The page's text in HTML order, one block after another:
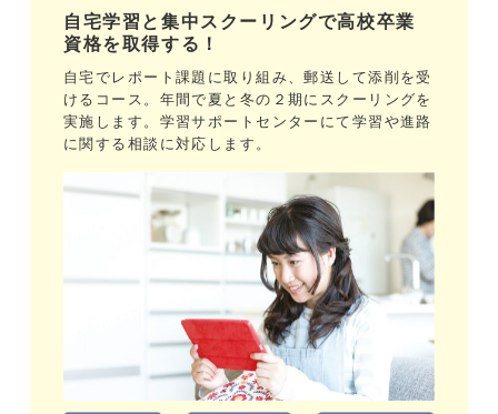
自宅学習と集中スクーリングで高校卒業
資格を取得する！
自宅でレポート課題に取り組み、郵送して添削を受
けるコース。年間で夏と冬の２期にスクーリングを
実施します。学習サポートセンターにて学習や進路
に関する相談に対応します。